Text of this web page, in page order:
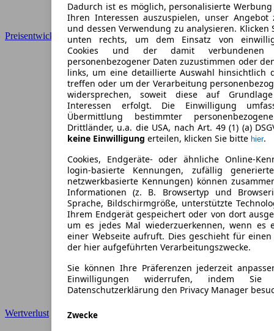
Preisentwicklung
Wertverlust
Dadurch ist es möglich, personalisierte
Ihren Interessen auszuspielen, unser Angebot
und dessen Verwendung zu analysieren. Klicken
unten rechts, um dem Einsatz von
Cookies und der damit verbundenen
personenbezogener Daten zuzustimmen oder
links, um eine detaillierte Auswahl hinsichtlich
treffen oder um der Verarbeitung
widersprechen, soweit diese auf
Interessen erfolgt. Die Einwilligung
Übermittlung bestimmter
Drittländer, u.a. die USA, nach Art. 49 (1) (a)
keine Einwilligung erteilen, klicken Sie bitte hier.
Cookies, Endgeräte- oder ähnliche Online-
login-basierte Kennungen, zufällig
netzwerkbasierte Kennungen) können
Informationen (z. B. Browsertyp und
Sprache, Bildschirmgröße, unterstützte
Ihrem Endgerät gespeichert oder von dort
um es jedes Mal wiederzuerkennen, wenn es
einer Webseite aufruft. Dies geschieht für
der hier aufgeführten Verarbeitungszwecke.
Sie können Ihre Präferenzen jederzeit
Einwilligungen widerrufen, indem
Datenschutzerklärung den Privacy Manager
Zwecke